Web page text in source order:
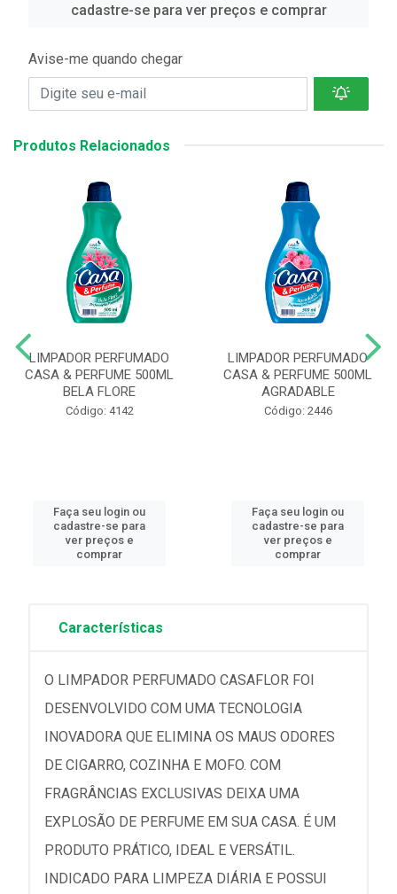
cadastre-se para ver preços e comprar
Avise-me quando chegar
Produtos Relacionados
LIMPADOR PERFUMADO
CASA & PERFUME 500ML
BELA FLORE
Código: 4142
Faça seu login ou
cadastre-se para
ver preços e
comprar
LIMPADOR PERFUMADO
CASA & PERFUME 500ML
AGRADABLE
Código: 2446
Faça seu login ou
cadastre-se para
ver preços e
comprar
Características
O LIMPADOR PERFUMADO CASAFLOR FOI
DESENVOLVIDO COM UMA TECNOLOGIA
INOVADORA QUE ELIMINA OS MAUS ODORES
DE CIGARRO, COZINHA E MOFO. COM
FRAGRÂNCIAS EXCLUSIVAS DEIXA UMA
EXPLOSÃO DE PERFUME EM SUA CASA. É UM
PRODUTO PRÁTICO, IDEAL E VERSÁTIL.
INDICADO PARA LIMPEZA DIÁRIA E POSSUI